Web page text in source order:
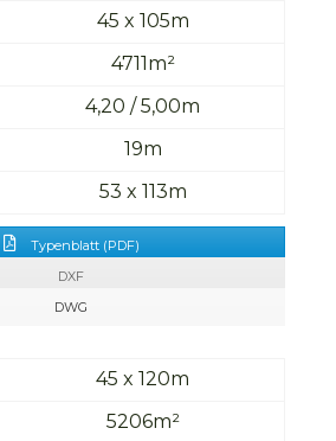
45 x 105m
4711m²
4,20 / 5,00m
19m
53 x 113m
Typenblatt (PDF)
DXF
DWG
45 x 120m
5206m²